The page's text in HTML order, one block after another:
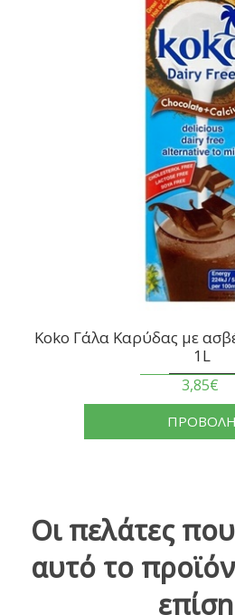
Koko Γάλα Καρύδας με
1L
3,85€
ΠΡΟΒΟΛΗ
Οι πελάτες
αυτό το